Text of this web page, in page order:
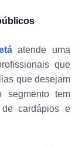
atende uma
que
que desejam
segmento tem
cardápios e